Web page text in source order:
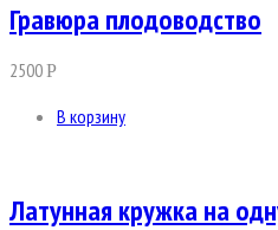
Гравюра плодоводство
2500Р
В корзину
Латунная кружка на